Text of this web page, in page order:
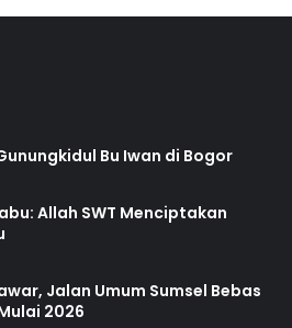
Bu Iwan di Bogor
Allah SWT Menciptakan
Jalan Umum Sumsel Bebas
2026